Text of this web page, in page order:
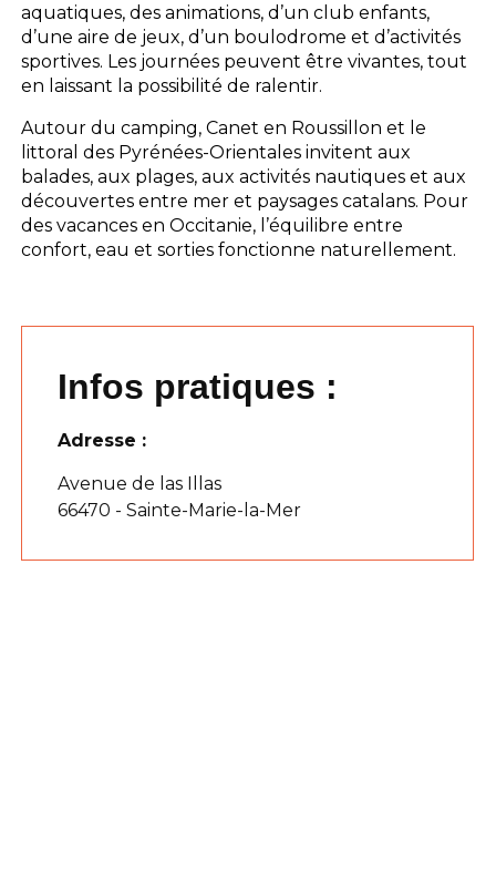
aquatiques, des animations, d’un club enfants,
d’une aire de jeux, d’un boulodrome et d’activités
sportives. Les journées peuvent être vivantes, tout
en laissant la possibilité de ralentir.
Autour du camping, Canet en Roussillon et le
littoral des Pyrénées-Orientales invitent aux
balades, aux plages, aux activités nautiques et aux
découvertes entre mer et paysages catalans. Pour
des vacances en Occitanie, l’équilibre entre
confort, eau et sorties fonctionne naturellement.
Infos pratiques :
Adresse :
Avenue de las Illas
66470 - Sainte-Marie-la-Mer